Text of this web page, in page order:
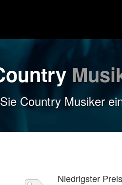
Country Musiker
Niedrigster Preis